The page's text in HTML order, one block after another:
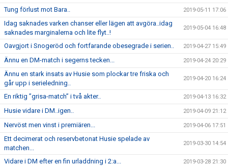
Tung förlust mot Bara.. 2019-05-11 17:06
Idag saknades varken chanser eller lägen att avgöra..idag
saknades marginalerna och lite flyt..!
2019-05-04 16:48
Oavgjort i Snogeröd och fortfarande obesegrade i serien.. 2019-04-27 15:49
Ännu en DM-match i segerns tecken... 2019-04-24 20:29
Ännu en stark insats av Husie som plockar tre friska och
går upp i serieledning..
2019-04-20 16:24
En riktig ”grisa-match” i två akter.. 2019-04-13 16:32
Husie vidare i DM..igen.. 2019-04-09 21:12
Nervöst men vinst i premiären... 2019-04-06 17:51
Ett decimerat och reservbetonat Husie spelade av
matchen...
2019-03-30 14:54
Vidare i DM efter en fin urladdning i 2:a... 2019-03-28 21:30